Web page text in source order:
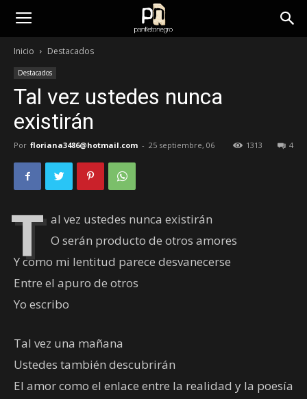
panfletonegro
Inicio Destacados
Destacados
Tal vez ustedes nunca
existirán
Por floriana3486@hotmail.com - 25 septiembre, 06 4
1313
T al vez ustedes nunca existirán
O serán producto de otros amores
Y como mi lentitud parece desvanecerse
Entre el apuro de otros
Yo escribo
Tal vez una mañana
Ustedes también descubrirán
El amor como el enlace entre la realidad y la poesía